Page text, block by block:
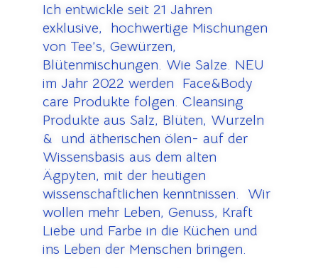
Ich entwickle seit 21 Jahren
exklusive, hochwertige Mischungen
von Tee’s, Gewürzen,
Blütenmischungen. Wie Salze. NEU
im Jahr 2022 werden Face&Body
care Produkte folgen. Cleansing
Produkte aus Salz, Blüten, Wurzeln
& und ätherischen ölen- auf der
Wissensbasis aus dem alten
Ägpyten, mit der heutigen
wissenschaftlichen kenntnissen. Wir
wollen mehr Leben, Genuss, Kraft
Liebe und Farbe in die Küchen und
ins Leben der Menschen bringen.